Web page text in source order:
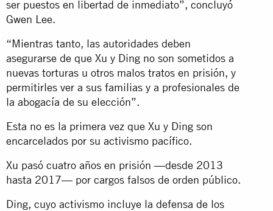
ser puestos en libertad de inmediato”, concluyó
Gwen Lee.
“Mientras tanto, las autoridades deben
asegurarse de que Xu y Ding no son sometidos a
nuevas torturas u otros malos tratos en prisión, y
permitirles ver a sus familias y a profesionales de
la abogacía de su elección”.
Esta no es la primera vez que Xu y Ding son
encarcelados por su activismo pacífico.
Xu pasó cuatro años en prisión —desde 2013
hasta 2017— por cargos falsos de orden público.
Ding, cuyo activismo incluye la defensa de los